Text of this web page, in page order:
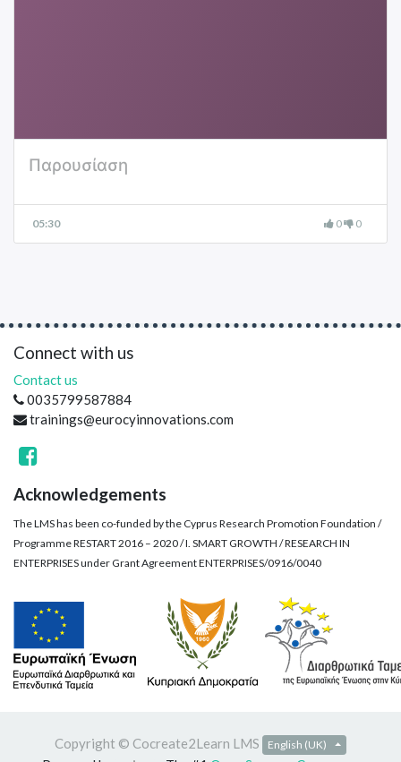
Παρουσίαση
05:30 0 0
Connect with us
Contact us
0035799587884
trainings@eurocyinnovations.com
Acknowledgements
The LMS has been co-funded by the Cyprus Research Promotion Foundation /
Programme RESTART 2016 – 2020 / I. SMART GROWTH / RESEARCH IN
ENTERPRISES under Grant Agreement ENTERPRISES/0916/0040
Copyright © Cocreate2Learn LMS English (UK)